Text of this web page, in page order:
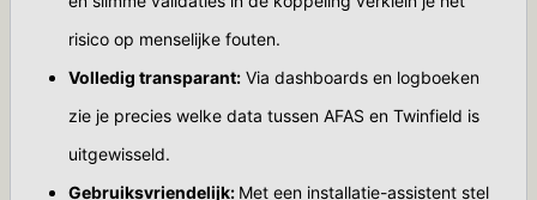
risico op menselijke fouten.
Volledig transparant: Via dashboards en logboeken
zie je precies welke data tussen AFAS en Twinfield is
uitgewisseld.
Gebruiksvriendelijk: Met een installatie-assistent stel